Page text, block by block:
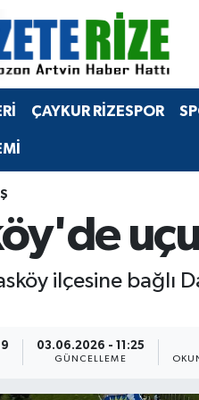
ÇAYKUR RİZESPOR
ilçesine bağlı
03.06.2026 - 11:25
GÜNCELLEME
Haritası
ve Fikstür